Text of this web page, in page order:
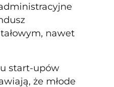
nawet
start-upów
że młode